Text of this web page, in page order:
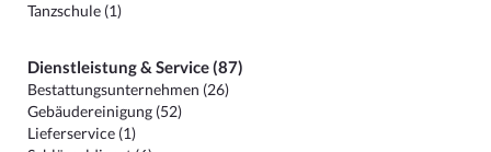
Tanzschule (1)
Dienstleistung & Service (87)
Bestattungsunternehmen (26)
Gebäudereinigung (52)
Lieferservice (1)